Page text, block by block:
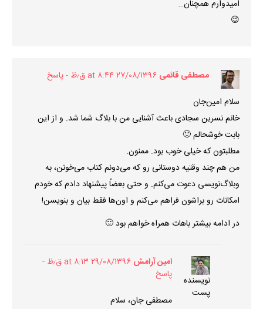
امیدوارم همچنان…
😉
مصطفی قائمی ۲۷/۰۸/۱۳۹۶ at ۸:۴۴ ق٫ظ
پاسخ
سلام امین‌جان
خانم نسرین سجادی باعث آشنایی من با بلاگ شما شد. و از این
بابت خوشحالم 🙂
مطلبتون که خیلی خوب بود. ممنون.
من هم چند وقتیه دوستانی رو که می‌دونم کتاب می‌خونن، به
وبلاگ‌نویسی دعوت می‌کنم. و حتی بعضاً پیشنهاد دادم که خودم
امکانات رو براشون فراهم می‌کنم و اون‌ها فقط بیان و بنویسن!
در ادامه بیشتر باهات همراه خواهم بود 🙂
نویسنده
پست
امین آرامش ۲۹/۰۸/۱۳۹۶ at ۸:۱۳ ق٫ظ
پاسخ
مصطفی جان، سلام